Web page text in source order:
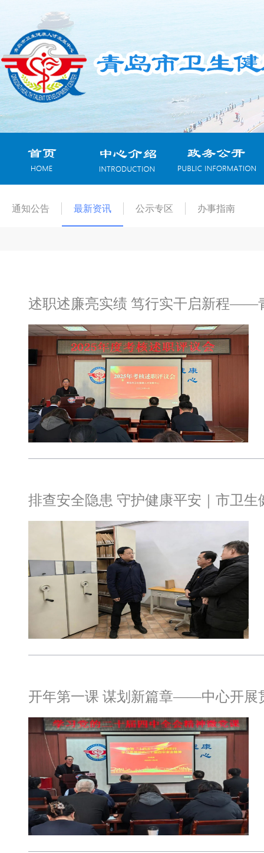
通知公告 最新资讯 公示专区 办事指南
述职述廉亮实绩 笃行实干启新程——
排查安全隐患 守护健康平安｜市卫
开年第一课 谋划新篇章​——中心开展